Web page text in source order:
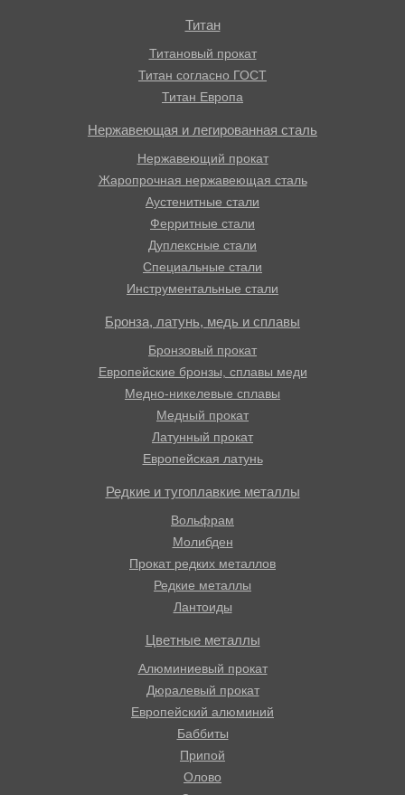
Титан
Титановый прокат
Титан согласно ГОСТ
Титан Европа
Нержавеющая и легированная сталь
Нержавеющий прокат
Жаропрочная нержавеющая сталь
Аустенитные стали
Ферритные стали
Дуплексные стали
Специальные стали
Инструментальные стали
Бронза, латунь, медь и сплавы
Бронзовый прокат
Европейские бронзы, сплавы меди
Медно-никелевые сплавы
Медный прокат
Латунный прокат
Европейская латунь
Редкие и тугоплавкие металлы
Вольфрам
Молибден
Прокат редких металлов
Редкие металлы
Лантоиды
Цветные металлы
Алюминиевый прокат
Дюралевый прокат
Европейский алюминий
Баббиты
Припой
Олово